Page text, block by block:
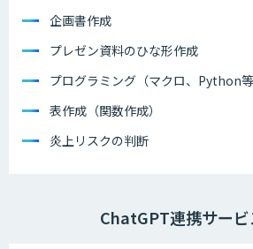
企画書作成
プレゼン資料のひな形作成
プログラミング（マクロ、Python等
表作成（関数作成）
炎上リスクの判断
ChatGPT連携サー